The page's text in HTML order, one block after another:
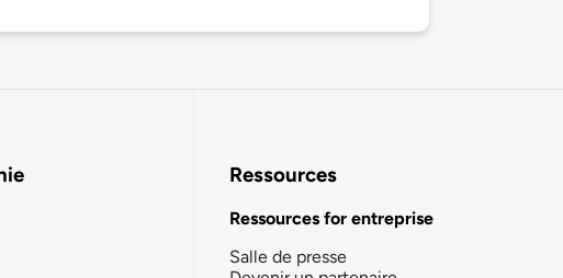
Ressources
Ressources for entreprise
Salle de presse